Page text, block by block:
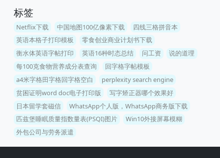
标签
Netflix下载 中国地图100亿像素下载
四线三格拼音本
英语本格子打印模板
零食创业商业计划书下载
衡水体英语字帖打印
英语16种时态总结 问工资
说的道理
每100克食物营养成分表查询
回字格字帖模板
a4米字格田字格回字格空白
perplexity search engine
贫困证明word doc电子打印版
写字矫正器哪个效果好
日本留学套磁信
WhatsApp个人版，WhatsApp商务版下载
匹兹堡睡眠质量指数量表(PSQI)图片
Win10外接屏幕模糊
外包公司与劳务派遣